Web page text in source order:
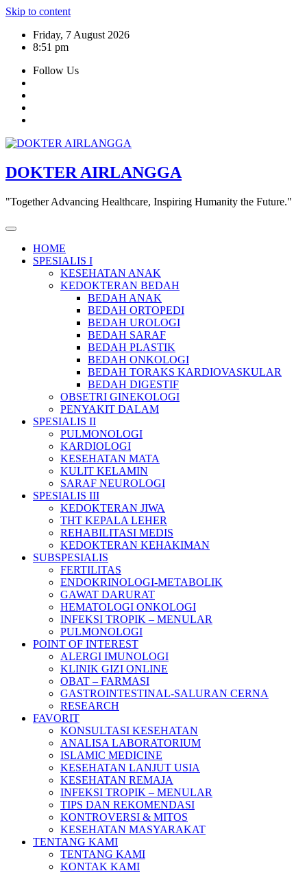
Skip to content
Friday, 7 August 2026
8:51 pm
Follow Us
DOKTER AIRLANGGA
"Together Advancing Healthcare, Inspiring Humanity the Future."
HOME
SPESIALIS I
KESEHATAN ANAK
KEDOKTERAN BEDAH
BEDAH ANAK
BEDAH ORTOPEDI
BEDAH UROLOGI
BEDAH SARAF
BEDAH PLASTIK
BEDAH ONKOLOGI
BEDAH TORAKS KARDIOVASKULAR
BEDAH DIGESTIF
OBSETRI GINEKOLOGI
PENYAKIT DALAM
SPESIALIS II
PULMONOLOGI
KARDIOLOGI
KESEHATAN MATA
KULIT KELAMIN
SARAF NEUROLOGI
SPESIALIS III
KEDOKTERAN JIWA
THT KEPALA LEHER
REHABILITASI MEDIS
KEDOKTERAN KEHAKIMAN
SUBSPESIALIS
FERTILITAS
ENDOKRINOLOGI-METABOLIK
GAWAT DARURAT
HEMATOLOGI ONKOLOGI
INFEKSI TROPIK – MENULAR
PULMONOLOGI
POINT OF INTEREST
ALERGI IMUNOLOGI
KLINIK GIZI ONLINE
OBAT – FARMASI
GASTROINTESTINAL-SALURAN CERNA
RESEARCH
FAVORIT
KONSULTASI KESEHATAN
ANALISA LABORATORIUM
ISLAMIC MEDICINE
KESEHATAN LANJUT USIA
KESEHATAN REMAJA
INFEKSI TROPIK – MENULAR
TIPS DAN REKOMENDASI
KONTROVERSI & MITOS
KESEHATAN MASYARAKAT
TENTANG KAMI
TENTANG KAMI
KONTAK KAMI